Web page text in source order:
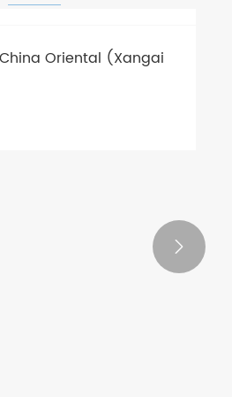
Oriental (Xangai
